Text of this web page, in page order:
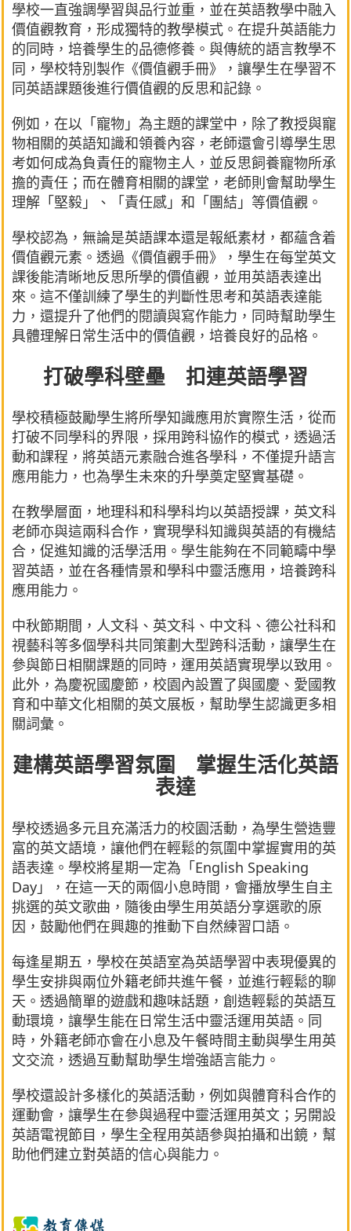
學校一直強調學習與品行並重，並在英語教學中融入
價值觀教育，形成獨特的教學模式。在提升英語能力
的同時，培養學生的品德修養。與傳統的語言教學不
同，學校特別製作《價值觀手冊》，讓學生在學習不
同英語課題後進行價值觀的反思和記錄。
例如，在以「寵物」為主題的課堂中，除了教授與寵
物相關的英語知識和領養內容，老師還會引導學生思
考如何成為負責任的寵物主人，並反思飼養寵物所承
擔的責任；而在體育相關的課堂，老師則會幫助學生
理解「堅毅」、「責任感」和「團結」等價值觀。
學校認為，無論是英語課本還是報紙素材，都蘊含着
價值觀元素。透過《價值觀手冊》，學生在每堂英文
課後能清晰地反思所學的價值觀，並用英語表達出
來。這不僅訓練了學生的判斷性思考和英語表達能
力，還提升了他們的閱讀與寫作能力，同時幫助學生
具體理解日常生活中的價值觀，培養良好的品格。
打破學科壁壘 扣連英語學習
學校積極鼓勵學生將所學知識應用於實際生活，從而
打破不同學科的界限，採用跨科協作的模式，透過活
動和課程，將英語元素融合進各學科，不僅提升語言
應用能力，也為學生未來的升學奠定堅實基礎。
在教學層面，地理科和科學科均以英語授課，英文科
老師亦與這兩科合作，實現學科知識與英語的有機結
合，促進知識的活學活用。學生能夠在不同範疇中學
習英語，並在各種情景和學科中靈活應用，培養跨科
應用能力。
中秋節期間，人文科、英文科、中文科、德公社科和
視藝科等多個學科共同策劃大型跨科活動，讓學生在
參與節日相關課題的同時，運用英語實現學以致用。
此外，為慶祝國慶節，校園內設置了與國慶、愛國教
育和中華文化相關的英文展板，幫助學生認識更多相
關詞彙。
建構英語學習氛圍 掌握生活化英語
表達
學校透過多元且充滿活力的校園活動，為學生營造豐
富的英文語境，讓他們在輕鬆的氛圍中掌握實用的英
語表達。學校將星期一定為「English Speaking
Day」，在這一天的兩個小息時間，會播放學生自主
挑選的英文歌曲，隨後由學生用英語分享選歌的原
因，鼓勵他們在興趣的推動下自然練習口語。
每逢星期五，學校在英語室為英語學習中表現優異的
學生安排與兩位外籍老師共進午餐，並進行輕鬆的聊
天。透過簡單的遊戲和趣味話題，創造輕鬆的英語互
動環境，讓學生能在日常生活中靈活運用英語。同
時，外籍老師亦會在小息及午餐時間主動與學生用英
文交流，透過互動幫助學生增強語言能力。
學校還設計多樣化的英語活動，例如與體育科合作的
運動會，讓學生在參與過程中靈活運用英文；另開設
英語電視節目，學生全程用英語參與拍攝和出鏡，幫
助他們建立對英語的信心與能力。